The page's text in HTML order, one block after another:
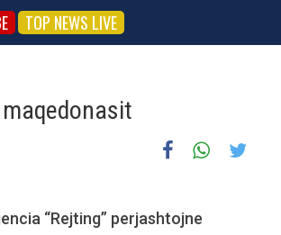
TOP NEWS LIVE
“Rejting” perjashtojne